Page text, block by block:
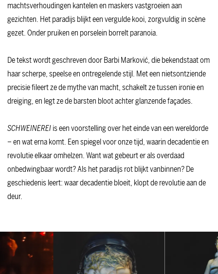
machtsverhoudingen kantelen en maskers vastgroeien aan
gezichten. Het paradijs blijkt een vergulde kooi, zorgvuldig in scène
gezet. Onder pruiken en porselein borrelt paranoia.
De tekst wordt geschreven door Barbi Marković, die bekendstaat om
haar scherpe, speelse en ontregelende stijl. Met een nietsontziende
precisie fileert ze de mythe van macht, schakelt ze tussen ironie en
dreiging, en legt ze de barsten bloot achter glanzende façades.
SCHWEINEREIis een voorstelling over het einde van een wereldorde
– en wat erna komt. Een spiegel voor onze tijd, waarin decadentie en
revolutie elkaar omhelzen. Want wat gebeurt er als overdaad
onbedwingbaar wordt? Als het paradijs rot blijkt vanbinnen? De
geschiedenis leert: waar decadentie bloeit, klopt de revolutie aan de
deur.
Overslaan